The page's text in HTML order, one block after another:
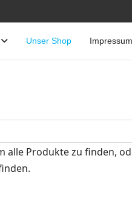
Unser Shop Impressum
alle Produkte zu finden,